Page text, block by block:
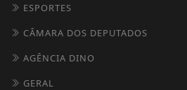
ESPORTES
CÂMARA DOS DEPUTADOS
AGÊNCIA DINO
GERAL